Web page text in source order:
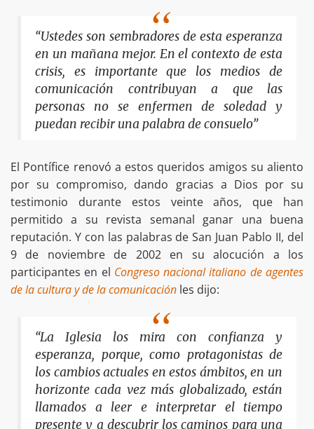
“Ustedes son sembradores de esta esperanza
en un mañana mejor. En el contexto de esta
crisis, es importante que los medios de
comunicación contribuyan a que las
personas no se enfermen de soledad y
puedan recibir una palabra de consuelo”
El Pontífice renovó a estos queridos amigos su aliento
por su compromiso, dando gracias a Dios por su
testimonio durante estos veinte años, que han
permitido a su revista semanal ganar una buena
reputación. Y con las palabras de San Juan Pablo II, del
9 de noviembre de 2002 en su alocución a los
participantes en el Congreso nacional italiano de agentes
de la cultura y de la comunicación les dijo:
“La Iglesia los mira con confianza y
esperanza, porque, como protagonistas de
los cambios actuales en estos ámbitos, en un
horizonte cada vez más globalizado, están
llamados a leer e interpretar el tiempo
presente y a descubrir los caminos para una